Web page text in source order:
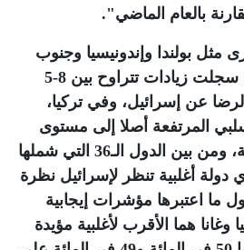
مثل بولندا وإندونيسيا وجنوب
أفريقيا وأستراليا وكندا، سجلت زيادات تتراوح بين ‏‏5-8
عن إسرائيل، وفي تركيا،
المرتفعة أصلا إلى مستوى
‏قياسي بلغ 97 في المائة، ومن بين الدول الـ36 التي شملها
دولة أغلبية تنظر لإسرائيل نظرة
ما اعتبرها مؤشرات إيجابية
وغانا هما الأقرب لأغلبية مؤيدة